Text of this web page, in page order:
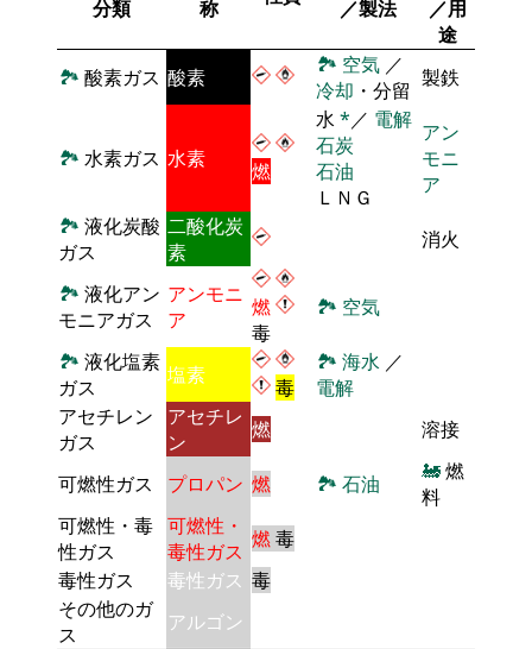
分類
称
／製法
／用
途
🏞 酸素ガス 酸素 🏞 空気 ／
冷却 ・分留 製鉄
🏞 水素ガス 水素 燃
水 *／ 電解
石炭
石油
ＬＮＧ
アン
モニ
ア
🏞 液化炭酸
ガス
二酸化炭
素
消火
🏞 液化アン
モニアガス
アンモニ
ア
燃
毒
🏞 空気
🏞 液化塩素
ガス
塩素 毒
🏞 海水 ／
電解
アセチレン
ガス
アセチレ
ン
燃 溶接
可燃性ガス プロパン 燃 🏞 石油 🚂燃
料
可燃性・毒
性ガス
可燃性・
毒性ガス 燃毒
毒性ガス
毒性ガス 毒
その他のガ
ス
アルゴン